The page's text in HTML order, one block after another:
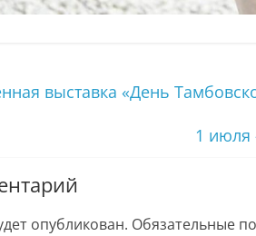
выставка «День
1 июля
опубликован. Обязательные